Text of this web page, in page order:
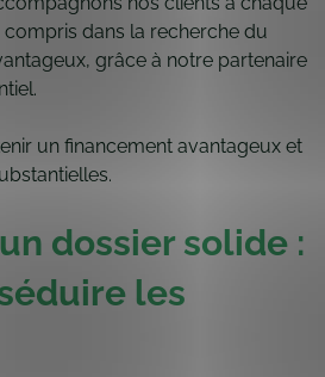
dans la recherche du
grâce à notre partenaire
un financement avantageux et
dossier solide :
les